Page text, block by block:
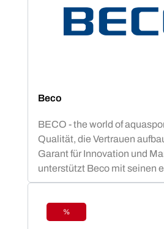
Beco
BECO - the world of
Qualität, die Vertrauen
Garant für Innovation und
unterstützt Beco mit seinen
Aquafitness - Geräten dein
Aquajogginggürtel über
Rabatt
%